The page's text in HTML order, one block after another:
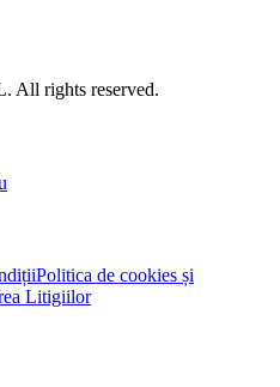
All rights reserved.
Politica de cookies și
Litigiilor